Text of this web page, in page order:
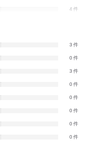
4
3
0
3
0
0
0
0
0